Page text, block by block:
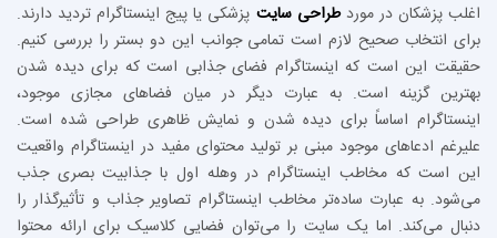
اغلب پزشکان در موردطراحی سایت پزشکی یا پیج اینستاگرام تردید دارند.
برای انتخاب صحیح لازم است تمامی جوانب این دو بستر را بررسی کنیم.
حقیقت این است که اینستاگرام فضای جذابی است که برای دیده شدن
بهترین گزینه است. به عبارت دیگر در میان فضاهای مجازی موجود،
اینستاگرام اساساً برای دیده شدن و نمایش ظاهری طراحی شده است.
علیرغم ادعاهای موجود مبنی بر تولید محتوای مفید در اینستاگرام واقعیت
این است که مخاطب اینستاگرام در وهله اول با جذابیت بصری جذب
می‌شود. به عبارت ساده‌تر مخاطب اینستاگرام تصاویر جذاب و تأثیرگذار را
دنبال می‌کند. اما یک سایت را می‌توان فضایی کلاسیک برای ارائه محتوا